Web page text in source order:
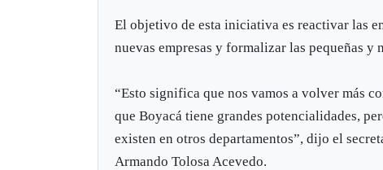
El objetivo de esta iniciativa es reactivar las
nuevas empresas y formalizar las pequeñas y
“Esto significa que nos vamos a volver más
que Boyacá tiene grandes potencialidades,
existen en otros departamentos”, dijo el
Armando Tolosa Acevedo.